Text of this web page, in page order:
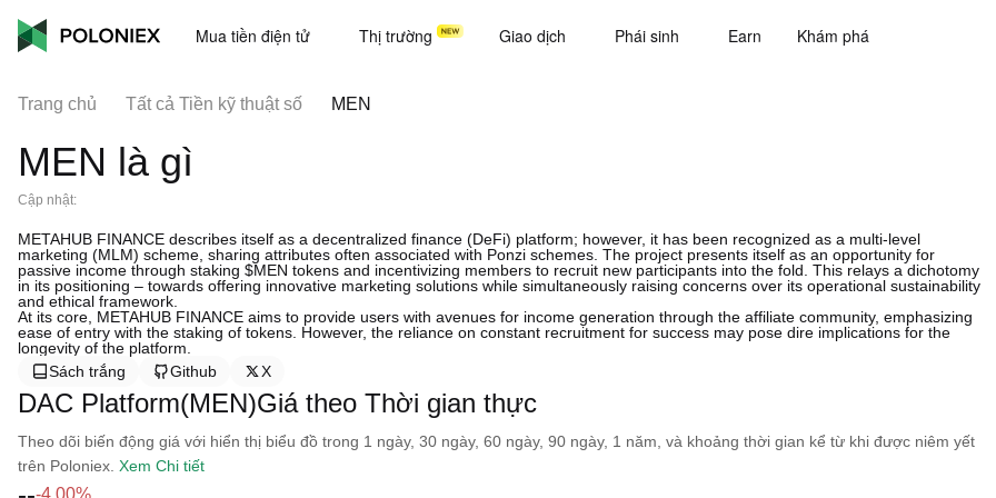
Mua tiền điện tử Thị trường Giao dịch Phái sinh Earn Khám phá
Trang chủ Tất cả Tiền kỹ thuật số MEN
MEN là gì
Cập nhật:
METAHUB FINANCE describes itself as a decentralized finance (DeFi) platform; however, it has been recognized as a multi-level
marketing (MLM) scheme, sharing attributes often associated with Ponzi schemes. The project presents itself as an opportunity for
passive income through staking $MEN tokens and incentivizing members to recruit new participants into the fold. This relays a dichotomy
in its positioning – towards offering innovative marketing solutions while simultaneously raising concerns over its operational sustainability
and ethical framework.
At its core, METAHUB FINANCE aims to provide users with avenues for income generation through the affiliate community, emphasizing
ease of entry with the staking of tokens. However, the reliance on constant recruitment for success may pose dire implications for the
longevity of the platform.
Sách trắng
Github X
DAC Platform(MEN)Giá theo Thời gian thực
Theo dõi biến động giá với hiển thị biểu đồ trong 1 ngày, 30 ngày, 60 ngày, 90 ngày, 1 năm, và khoảng thời gian kể từ khi được niêm yết
trên Poloniex. Xem Chi tiết
-4.00%